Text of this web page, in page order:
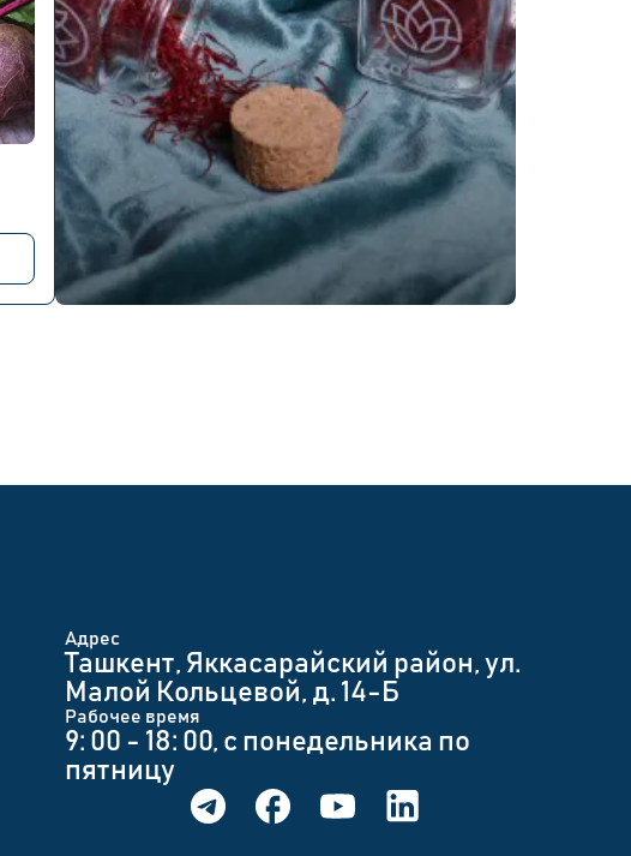
Адрес
Ташкент, Яккасарайский район, ул.
Малой Кольцевой, д. 14-Б
Рабочее время
9: 00 - 18: 00, с понедельника по
пятницу